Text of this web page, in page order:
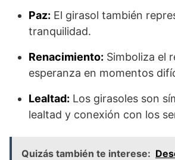
Paz: El girasol también
tranquilidad.
Renacimiento: Simboliza el
esperanza en momentos
Lealtad: Los girasoles son
lealtad y conexión con los
Quizás también te interese: